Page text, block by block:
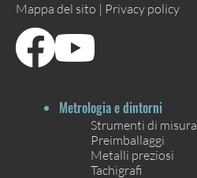
Mappa del sito | Privacy policy
Metrologia e dintorni
Strumenti di misura
Preimballaggi
Metalli preziosi
Tachigrafi